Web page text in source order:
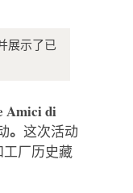
展示了已
Amici di
。 这次活动
工厂历史藏